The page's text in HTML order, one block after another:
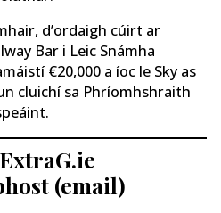
d’ordaigh cúirt ar
Bar i Leic Snámha
€20,000 a íoc le Sky as
cluichí sa Phríomhshraith
(email)